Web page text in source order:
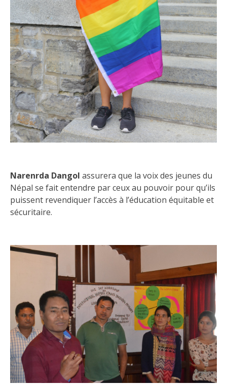
Narenrda Dangol assurera que la voix des jeunes du
Népal se fait entendre par ceux au pouvoir pour qu’ils
puissent revendiquer l’accès à l’éducation équitable et
sécuritaire.